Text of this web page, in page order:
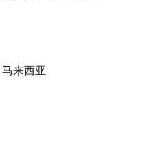
来西亚